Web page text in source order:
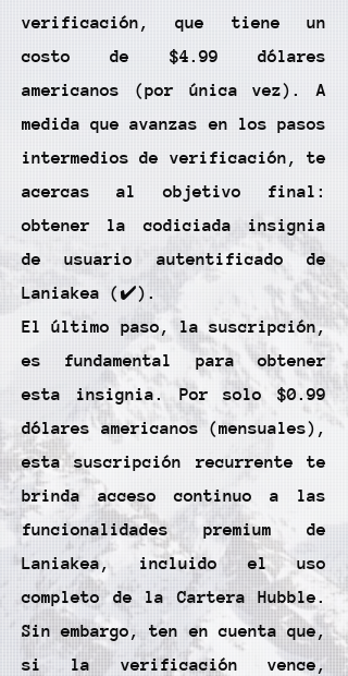
verificación, que tiene un
costo de $4.99 dólares
americanos (por única vez). A
medida que avanzas en los pasos
intermedios de verificación, te
acercas al objetivo final:
obtener la codiciada insignia
de usuario autentificado de
Laniakea (✔️).
El último paso, la suscripción,
es fundamental para obtener
esta insignia. Por solo $0.99
dólares americanos (mensuales),
esta suscripción recurrente te
brinda acceso continuo a las
funcionalidades premium de
Laniakea, incluido el uso
completo de la Cartera Hubble.
Sin embargo, ten en cuenta que,
si la verificación vence,